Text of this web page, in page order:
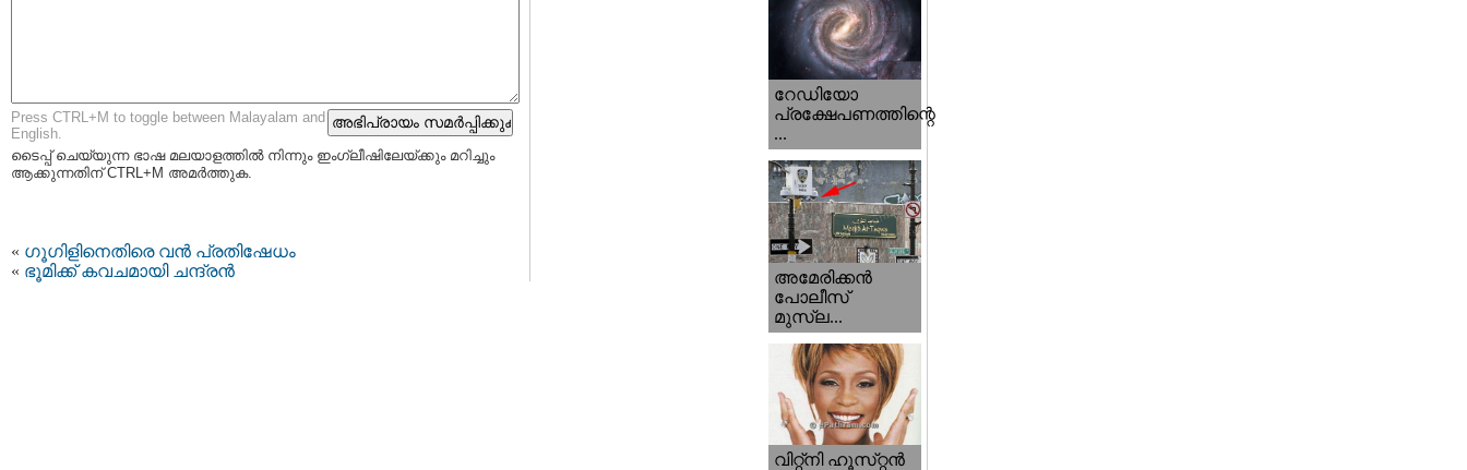
Press CTRL+M to toggle between Malayalam and
English.
ടൈപ്പ്‌ ചെയ്യുന്ന ഭാഷ മലയാളത്തില്‍ നിന്നും ഇംഗ്ലീഷിലേയ്ക്കും മറിച്ചും
ആക്കുന്നതിന് CTRL+M അമര്‍ത്തുക.
« ഗൂഗിളിനെതിരെ വൻ പ്രതിഷേധം
« ഭൂമിക്ക് കവചമായി ചന്ദ്രന്‍
റേഡിയോ
പ്രക്ഷേപണത്തിന്റെ
...
അമേരിക്കന്‍
പോലീസ്‌
മുസ്ല...
വിറ്റ്‌നി ഹൂസ്‌റ്റന്‍